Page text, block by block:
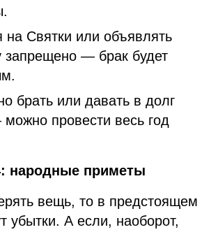
на Святки или объявлять
запрещено — брак будет
брать или давать в долг
провести весь год
народные приметы
вещь, то в предстоящем
убытки. А если, наоборот,